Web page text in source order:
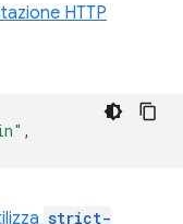
HTTP
,
strict-